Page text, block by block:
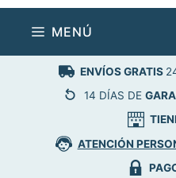
MENÚ
ENVÍOS GRATIS
14 DÍAS DE
ATENCIÓN